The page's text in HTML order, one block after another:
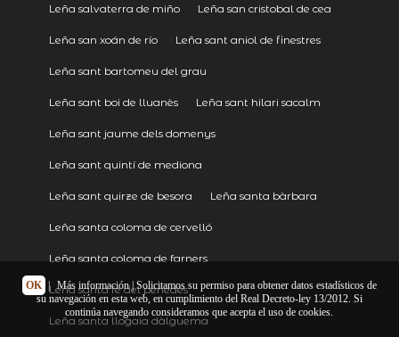
Leña salvaterra de miño Leña san cristobal de cea
Leña san xoán de río Leña sant aniol de finestres
Leña sant bartomeu del grau
Leña sant boi de lluanès Leña sant hilari sacalm
Leña sant jaume dels domenys
Leña sant quintí de mediona
Leña sant quirze de besora Leña santa bàrbara
Leña santa coloma de cervelló
Leña santa coloma de farners
Leña santa fe del penedès
Leña santa llogaia dàlguema
OK | Más información| Solicitamos su permiso para obtener datos estadísticos de
su navegación en esta web, en cumplimiento del Real Decreto-ley 13/2012. Si
continúa navegando consideramos que acepta el uso de cookies.